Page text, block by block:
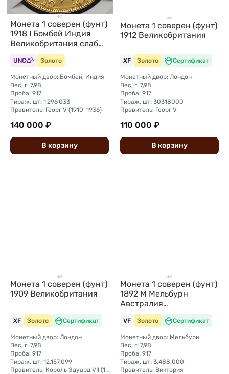
Монета 1 соверен (фунт)
1918 I Бомбей Индия
Великобритания слаб
CPRC MS 62
UNC Золото
Монетный двор: Бомбей, Индия
Вес, г: 7,98
Проба: 917
Тираж, шт: 1 296 033
Правитель: Георг V (1910-1936)
140 000 ₽
В корзину
Монета 1 соверен (фунт)
1912 Великобритания
XF Золото Сертификат
Монетный двор: Лондон
Вес, г: 7,98
Проба: 917
Тираж, шт: 30318000
Правитель: Георг V
110 000 ₽
В корзину
Монета 1 соверен (фунт)
1909 Великобритания
XF Золото Сертификат
Монетный двор: Лондон
Вес, г: 7,98
Проба: 917
Тираж, шт: 12.157.099
Правитель: Король Эдуард VII (1902 - 1910)
Монета 1 соверен (фунт)
1892 M Мельбурн
Австралия
Великобритания
VF Золото Сертификат
Монетный двор: Мельбурн
Вес, г: 7,98
Проба: 917
Тираж, шт: 3.488.000
Правитель: Виктория